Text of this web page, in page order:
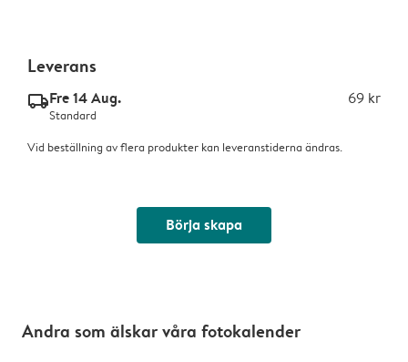
Leverans
delivery_standard_v2Fre 14 Aug. 69 kr
Standard
Vid beställning av flera produkter kan leveranstiderna ändras.
Börja skapa
Andra som älskar våra fotokalender